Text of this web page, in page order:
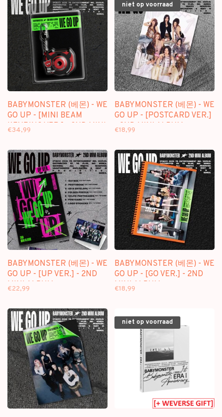
BABYMONSTER (베몬) - WE
GO UP - [MINI BEAM
KEYRING VER.] - 2ND MINI
€34,99
niet op voorraad
BABYMONSTER (베몬) - WE
GO UP - [POSTCARD VER.]
- 2ND MINI ALBUM
€18,99
BABYMONSTER (베몬) - WE
GO UP - [UP VER.] - 2ND
MINI ALBUM
€22,99
BABYMONSTER (베몬) - WE
GO UP - [GO VER.] - 2ND
MINI ALBUM
€18,99
niet op voorraad